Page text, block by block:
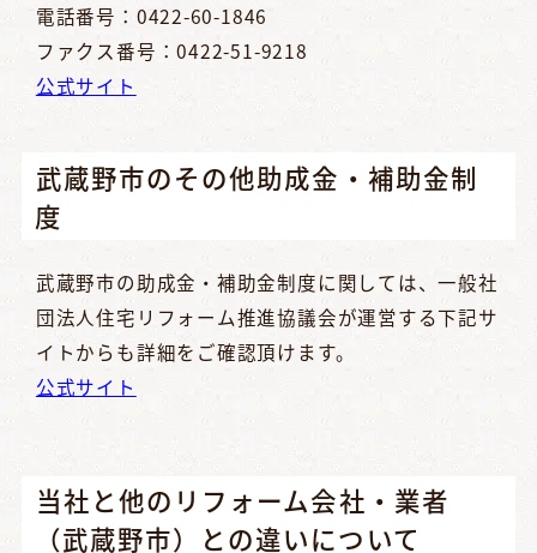
電話番号：0422-60-1846
ファクス番号：0422-51-9218
公式サイト
武蔵野市のその他助成金・補助金制
度
武蔵野市の助成金・補助金制度に関しては、一般社
団法人住宅リフォーム推進協議会が運営する下記サ
イトからも詳細をご確認頂けます。
公式サイト
当社と他のリフォーム会社・業者
（武蔵野市）との違いについて